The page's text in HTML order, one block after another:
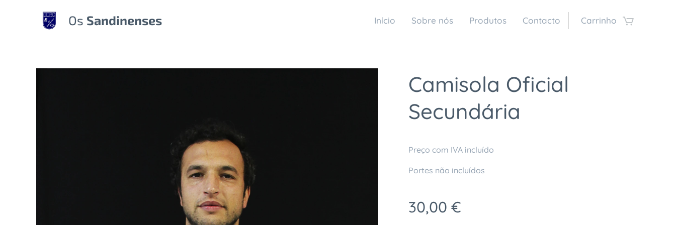
Os Sandinenses Início Sobre nós Produtos Contacto Carrinho
Camisola Oficial
Secundária
Preço com IVA incluído
Portes não incluídos
30,00 €